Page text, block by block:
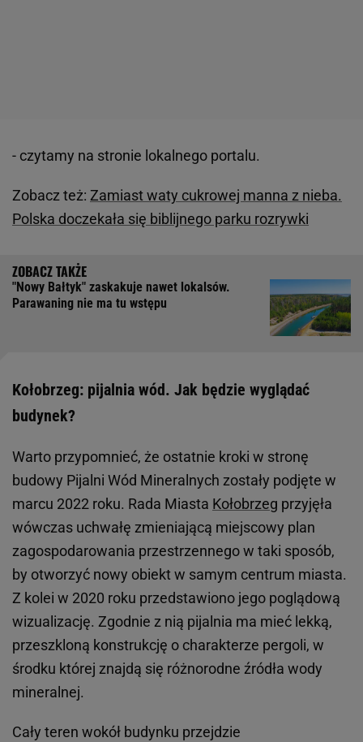
- czytamy na stronie lokalnego portalu.
Zobacz też: Zamiast waty cukrowej manna z nieba.
Polska doczekała się biblijnego parku rozrywki
"Nowy Bałtyk" zaskakuje nawet lokalsów.
Parawaning nie ma tu wstępu
Kołobrzeg: pijalnia wód. Jak będzie wyglądać
budynek?
Warto przypomnieć, że ostatnie kroki w stronę
budowy Pijalni Wód Mineralnych zostały podjęte w
marcu 2022 roku. Rada Miasta Kołobrzeg przyjęła
wówczas uchwałę zmieniającą miejscowy plan
zagospodarowania przestrzennego w taki sposób,
by otworzyć nowy obiekt w samym centrum miasta.
Z kolei w 2020 roku przedstawiono jego poglądową
wizualizację. Zgodnie z nią pijalnia ma mieć lekką,
przeszkloną konstrukcję o charakterze pergoli, w
środku której znajdą się różnorodne źródła wody
mineralnej.
Cały teren wokół budynku przejdzie